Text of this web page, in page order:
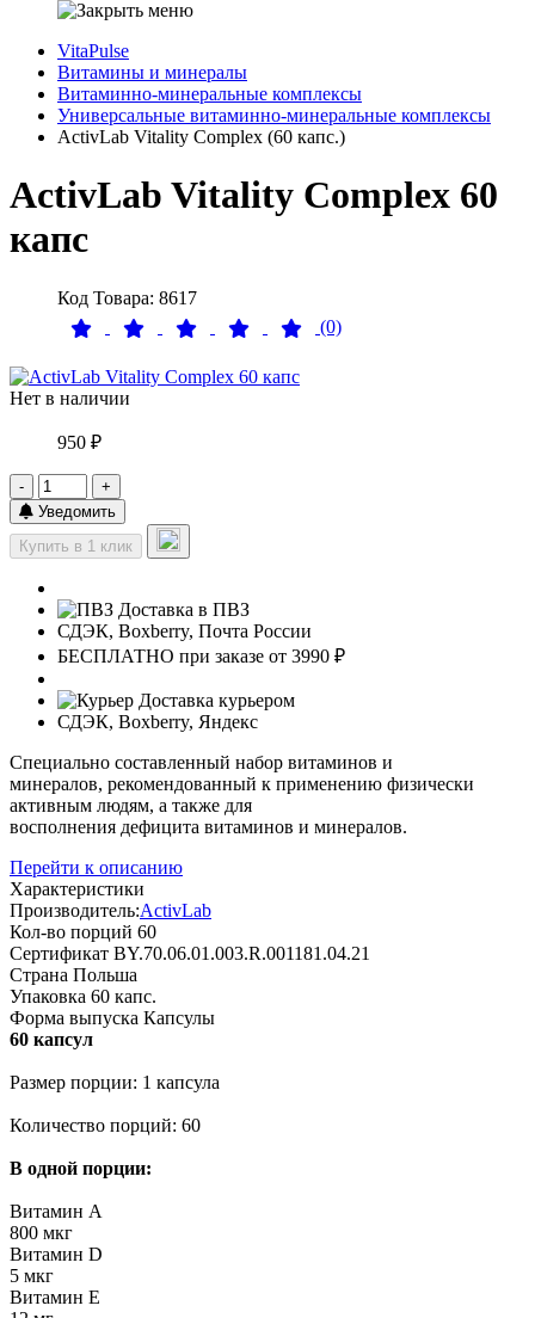
VitaPulse
Витамины и минералы
Витаминно-минеральные комплексы
Универсальные витаминно-минеральные комплексы
ActivLab Vitality Complex (60 капс.)
ActivLab Vitality Complex 60
капс
Код Товара: 8617
(0)
Нет в наличии
950 ₽
-
+
Уведомить
Купить в 1 клик
Доставка в ПВЗ
СДЭК, Boxberry, Почта России
БЕСПЛАТНО при заказе от 3990 ₽
Доставка курьером
СДЭК, Boxberry, Яндекс
Специально составленный набор витаминов и
минералов, рекомендованный к применению физически
активным людям, а также для
восполнения дефицита витаминов и минералов.
Перейти к описанию
Характеристики
Производитель:ActivLab
Кол-во порций 60
Сертификат BY.70.06.01.003.R.001181.04.21
Страна Польша
Упаковка 60 капс.
Форма выпуска Капсулы
60 капсул
Размер порции: 1 капсула
Количество порций: 60
В одной порции:
Витамин А
800 мкг
Витамин D
5 мкг
Витамин Е